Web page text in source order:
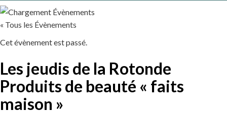
« Tous les Évènements
Cet évènement est passé.
Les jeudis de la Rotonde
Produits de beauté « faits
maison »